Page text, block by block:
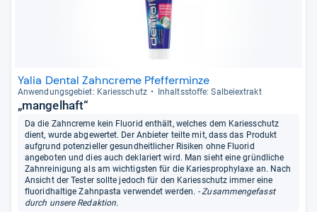
Yalia Dental Zahncreme Pfefferminze
Anwen­dungs­ge­biet: Kari­es­schutz Inhaltss­toffe: Sal­bei­ex­trakt
„mangelhaft“
Da die Zahncreme kein Fluorid enthält, welches dem Kariesschutz
dient, wurde abgewertet. Der Anbieter teilte mit, dass das Produkt
aufgrund potenzieller gesundheitlicher Risiken ohne Fluorid
angeboten und dies auch deklariert wird. Man sieht eine gründliche
Zahnreinigung als am wichtigsten für die Kariesprophylaxe an. Nach
Ansicht der Tester sollte jedoch für den Kariesschutz immer eine
fluoridhaltige Zahnpasta verwendet werden. - Zusammengefasst
durch unsere Redaktion.